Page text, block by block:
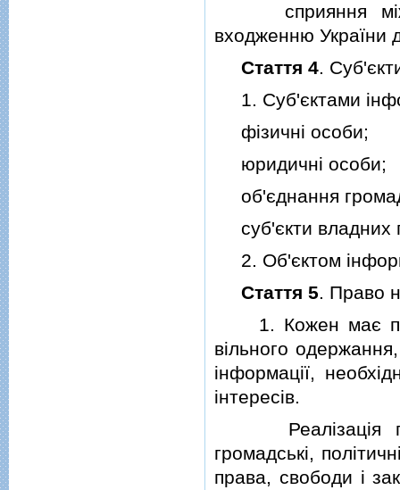
сприяння
входженню України
Стаття 4.
1. Суб'єктами
фiзичнi особи;
юридичнi особи;
об'єднання
суб'єкти владних
2. Об'єктом
Стаття 5. Право
1. Кожен має
вiльного
iнформацiї,
iнтересiв.
Реалiзацiя
громадськi,
права, свободи i